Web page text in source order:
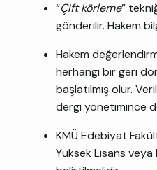
“Çift körleme”
gönderilir. Hakem
Hakem
herhangi bir geri
başlatılmış olur.
dergi yönetimince
KMÜ Edebiyat
Yüksek Lisans veya